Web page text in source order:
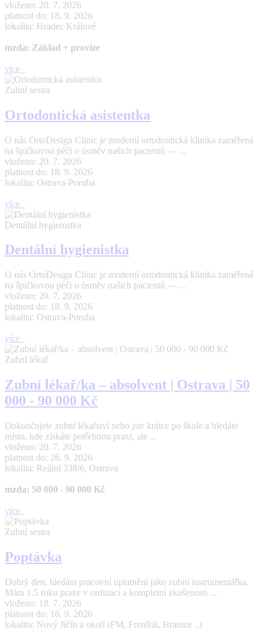
vloženo: 20. 7. 2026
platnost do: 18. 9. 2026
lokalita: Hradec Králové
mzda: Základ + provize
více
Zubní sestra
Ortodontická asistentka
O nás OrtoDesign Clinic je moderní ortodontická klinika zaměřená
na špičkovou péči o úsměv našich pacientů — ...
vloženo: 20. 7. 2026
platnost do: 18. 9. 2026
lokalita: Ostrava-Poruba
více
Dentální hygienistka
Dentální hygienistka
O nás OrtoDesign Clinic je moderní ortodontická klinika zaměřená
na špičkovou péči o úsměv našich pacientů — ...
vloženo: 20. 7. 2026
platnost do: 18. 9. 2026
lokalita: Ostrava-Poruba
více
Zubní lékař
Zubní lékař/ka – absolvent | Ostrava | 50
000 - 90 000 Kč
Dokončujete zubní lékařství nebo jste krátce po škole a hledáte
místo, kde získáte potřebnou praxi, ale ...
vloženo: 20. 7. 2026
platnost do: 26. 9. 2026
lokalita: Reální 338/6, Ostrava
mzda: 50 000 - 90 000 Kč
více
Zubní sestra
Poptávka
Dobrý den, hledám pracovní uplatnění jako zubní instrumentářka.
Mám 1,5 roku praxe v ordinaci a kompletní zkušenosti ...
vloženo: 18. 7. 2026
platnost do: 16. 9. 2026
lokalita: Nový Jičín a okolí (FM, Frenštát, Hranice ..)